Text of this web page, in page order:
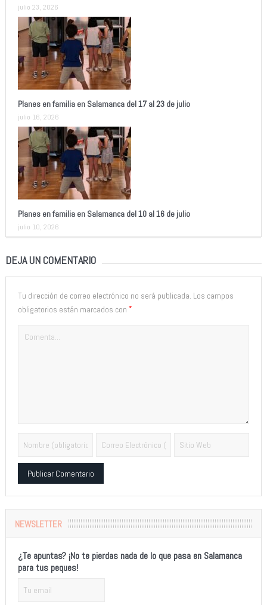
julio 23, 2026
Planes en familia en Salamanca del 17 al 23 de julio
julio 16, 2026
Planes en familia en Salamanca del 10 al 16 de julio
julio 10, 2026
DEJA UN COMENTARIO
Tu dirección de correo electrónico no será publicada. Los campos
obligatorios están marcados con *
NEWSLETTER
¿Te apuntas? ¡No te pierdas nada de lo que pasa en Salamanca
para tus peques!